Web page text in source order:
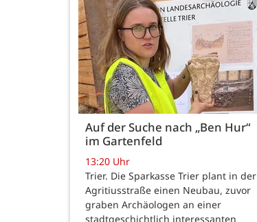
Auf der Suche nach „Ben Hur“
im Gartenfeld
13:20 Uhr
Trier. Die Sparkasse Trier plant in der
Agritiusstraße einen Neubau, zuvor
graben Archäologen an einer
stadtgeschichtlich interessanten